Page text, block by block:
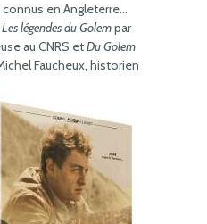
en Angleterre…
Les légendes du Golempar
au CNRS etDu Golem
Faucheux, historien